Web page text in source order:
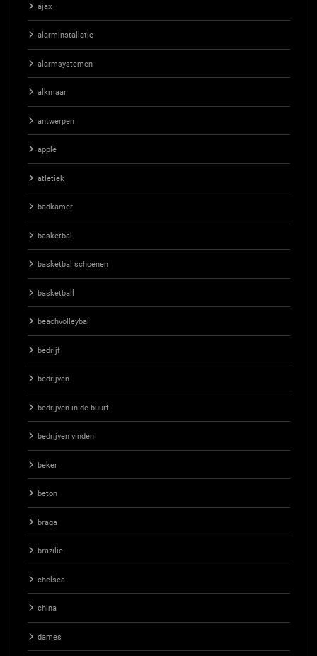
ajax
alarminstallatie
alarmsystemen
alkmaar
antwerpen
apple
atletiek
badkamer
basketbal
basketbal schoenen
basketball
beachvolleybal
bedrijf
bedrijven
bedrijven in de buurt
bedrijven vinden
beker
beton
braga
brazilie
chelsea
china
dames